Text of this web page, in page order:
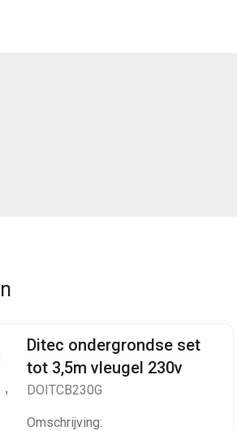
Ditec ondergrondse set
tot 3,5m vleugel 230v
DOITCB230G
Omschrijving: